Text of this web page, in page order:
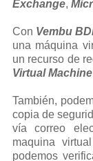
Exchange,
Con Vembu
una máquina
un recurso de
Virtual Machine
También,
copia de
vía correo
maquina
podemos